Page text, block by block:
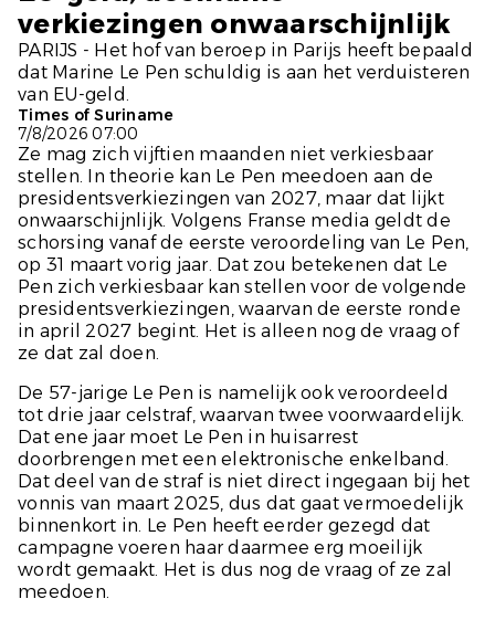
verkiezingen onwaarschijnlijk
PARIJS - Het hof van beroep in Parijs heeft bepaald
dat Marine Le Pen schuldig is aan het verduisteren
van EU-geld.
Times of Suriname
7/8/2026 07:00
Ze mag zich vijftien maanden niet verkiesbaar
stellen. In theorie kan Le Pen meedoen aan de
presidentsverkiezingen van 2027, maar dat lijkt
onwaarschijnlijk. Volgens Franse media geldt de
schorsing vanaf de eerste veroordeling van Le Pen,
op 31 maart vorig jaar. Dat zou betekenen dat Le
Pen zich verkiesbaar kan stellen voor de volgende
presidentsverkiezingen, waarvan de eerste ronde
in april 2027 begint. Het is alleen nog de vraag of
ze dat zal doen.
De 57-jarige Le Pen is namelijk ook veroordeeld
tot drie jaar celstraf, waarvan twee voorwaardelijk.
Dat ene jaar moet Le Pen in huisarrest
doorbrengen met een elektronische enkelband.
Dat deel van de straf is niet direct ingegaan bij het
vonnis van maart 2025, dus dat gaat vermoedelijk
binnenkort in. Le Pen heeft eerder gezegd dat
campagne voeren haar daarmee erg moeilijk
wordt gemaakt. Het is dus nog de vraag of ze zal
meedoen.